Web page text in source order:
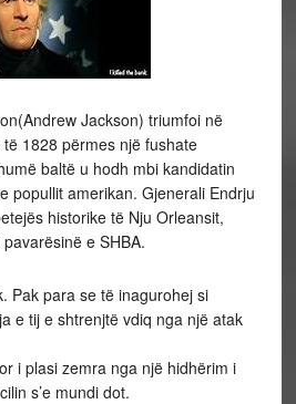
Jackson) triumfoi në
1828 përmes një fushate
baltë u hodh mbi kandidatin
popullit amerikan. Gjenerali Endrju
historike të Nju Orleansit,
e SHBA.
Pak para se të inagurohej si
e tij e shtrenjtë vdiq nga një atak
i plasi zemra nga një hidhërim i
s’e mundi dot.